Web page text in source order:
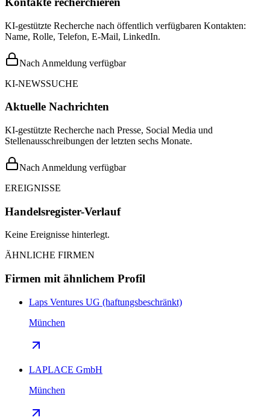
KI-gestützte Recherche nach öffentlich verfügbaren Kontakten:
Name, Rolle, Telefon, E-Mail, LinkedIn.
Nach Anmeldung verfügbar
KI-NEWSSUCHE
Aktuelle Nachrichten
KI-gestützte Recherche nach Presse, Social Media und
Stellenausschreibungen der letzten sechs Monate.
Nach Anmeldung verfügbar
EREIGNISSE
Handelsregister-Verlauf
Keine Ereignisse hinterlegt.
ÄHNLICHE FIRMEN
Firmen mit ähnlichem Profil
Laps Ventures UG (haftungsbeschränkt)
München
LAPLACE GmbH
München